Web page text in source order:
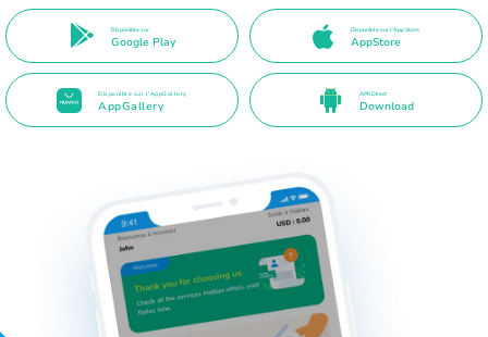
Disponible sur
Google Play
Disponible sur l’App Store
AppStore
Disponible sur l’AppGallery
AppGallery
APK Direct
Download